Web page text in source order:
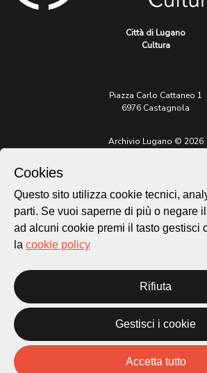
Città di Lugano
Cultura
Piazza Carlo Cattaneo 1
6976 Castagnola
Archivio Lugano © 2026
Sito istituzionale:
lugano.ch
Privacy Policy
Credits
Homepage
Temi
Storie
Novità
Cookies
Questo sito utilizza cookie tecnici,
parti. Se vuoi saperne di più o negare
ad alcuni cookie premi il tasto gestisci
la cookie policy
Rifiuta
Gestisci i cookie
Accetta tutto